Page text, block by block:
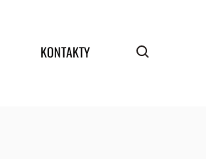
KONTAKTY